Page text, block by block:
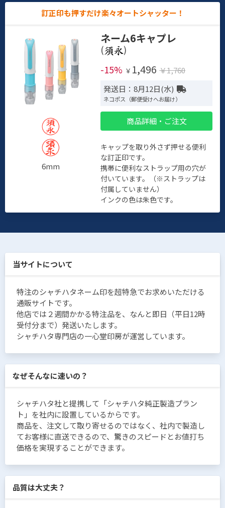
訂正印も押すだけ楽々オートシャッター！
6mm
ネーム6キャプレ
(
)
-15% ￥ 1,496 ￥1,760
発送日：8月12日(水)
ネコポス（郵便受けへお届け）
商品詳細・ご注文
キャップを取り外さず押せる便利
な訂正印です。
携帯に便利なストラップ用の穴が
付いています。（※ストラップは
付属していません）
インクの色は朱色です。
当サイトについて
特注のシャチハタネーム印を超特急でお求めいただける
通販サイトです。
他店では２週間かかる特注品を、なんと即日（平日12時
受付分まで）発送いたします。
シャチハタ専門店の一心堂印房が運営しています。
なぜそんなに速いの？
シャチハタ社と提携して「シャチハタ純正製造プラン
ト」を社内に設置しているからです。
商品を、注文して取り寄せるのではなく、社内で製造し
てお客様に直送できるので、驚きのスピードとお値打ち
価格を実現することができます。
品質は大丈夫？